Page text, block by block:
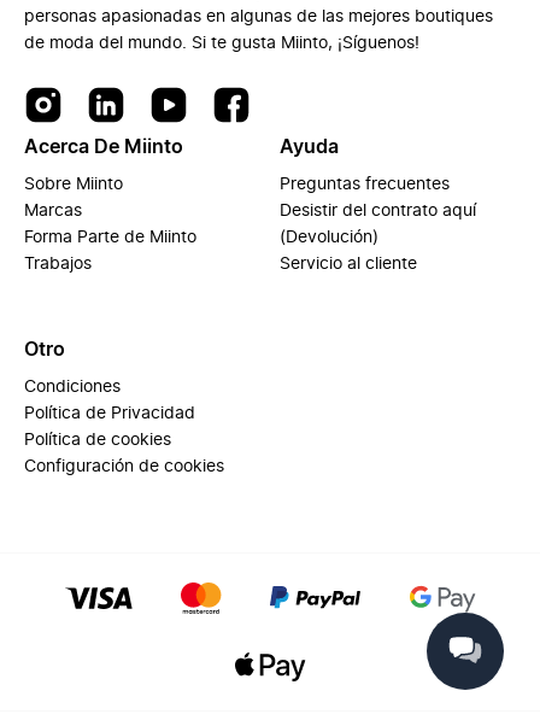
personas apasionadas en algunas de las mejores boutiques
de moda del mundo. Si te gusta Miinto, ¡Síguenos!
Acerca De Miinto
Sobre Miinto
Marcas
Forma Parte de Miinto
Trabajos
Ayuda
Preguntas frecuentes
Desistir del contrato aquí
(Devolución)
Servicio al cliente
Otro
Condiciones
Política de Privacidad
Política de cookies
Configuración de cookies